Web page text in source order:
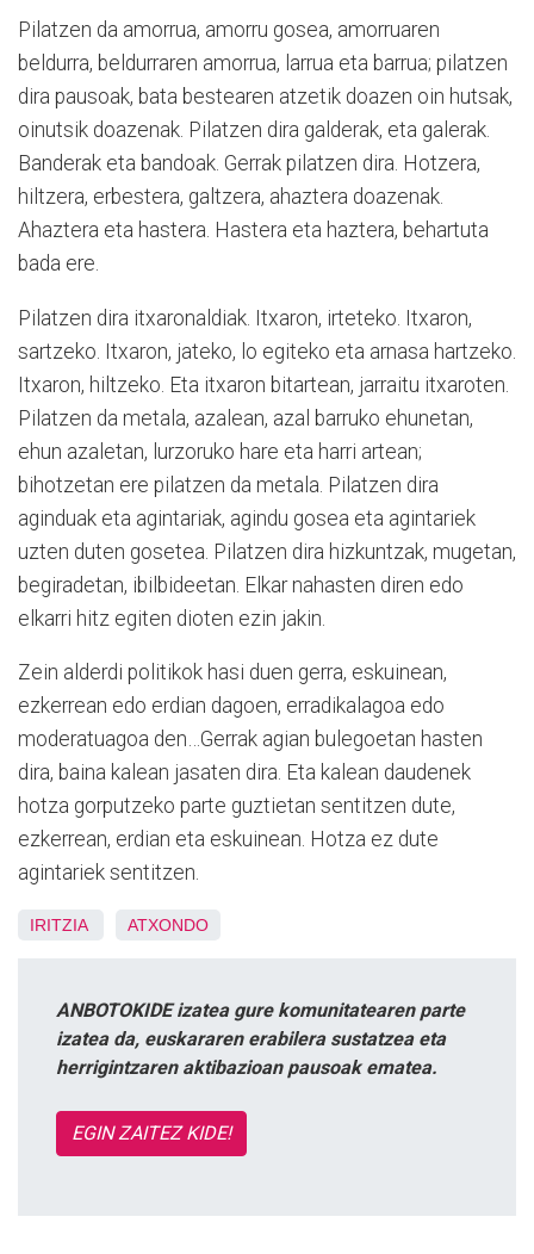
Pilatzen da amorrua, amorru gosea, amorruaren
beldurra, beldurraren amorrua, larrua eta barrua; pilatzen
dira pausoak, bata bestearen atzetik doazen oin hutsak,
oinutsik doazenak. Pilatzen dira galderak, eta galerak.
Banderak eta bandoak. Gerrak pilatzen dira. Hotzera,
hiltzera, erbestera, galtzera, ahaztera doazenak.
Ahaztera eta hastera. Hastera eta haztera, behartuta
bada ere.
Pilatzen dira itxaronaldiak. Itxaron, irteteko. Itxaron,
sartzeko. Itxaron, jateko, lo egiteko eta arnasa hartzeko.
Itxaron, hiltzeko. Eta itxaron bitartean, jarraitu itxaroten.
Pilatzen da metala, azalean, azal barruko ehunetan,
ehun azaletan, lurzoruko hare eta harri artean;
bihotzetan ere pilatzen da metala. Pilatzen dira
aginduak eta agintariak, agindu gosea eta agintariek
uzten duten gosetea. Pilatzen dira hizkuntzak, mugetan,
begiradetan, ibilbideetan. Elkar nahasten diren edo
elkarri hitz egiten dioten ezin jakin.
Zein alderdi politikok hasi duen gerra, eskuinean,
ezkerrean edo erdian dagoen, erradikalagoa edo
moderatuagoa den…Gerrak agian bulegoetan hasten
dira, baina kalean jasaten dira. Eta kalean daudenek
hotza gorputzeko parte guztietan sentitzen dute,
ezkerrean, erdian eta eskuinean. Hotza ez dute
agintariek sentitzen.
IRITZIA ATXONDO
ANBOTOKIDE izatea gure komunitatearen parte
izatea da, euskararen erabilera sustatzea eta
herrigintzaren aktibazioan pausoak ematea.
EGIN ZAITEZ KIDE!